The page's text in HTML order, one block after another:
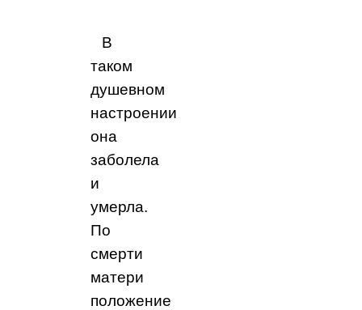
В
таком
душевном
настроении
она
заболела
и
умерла.
По
смерти
матери
положение